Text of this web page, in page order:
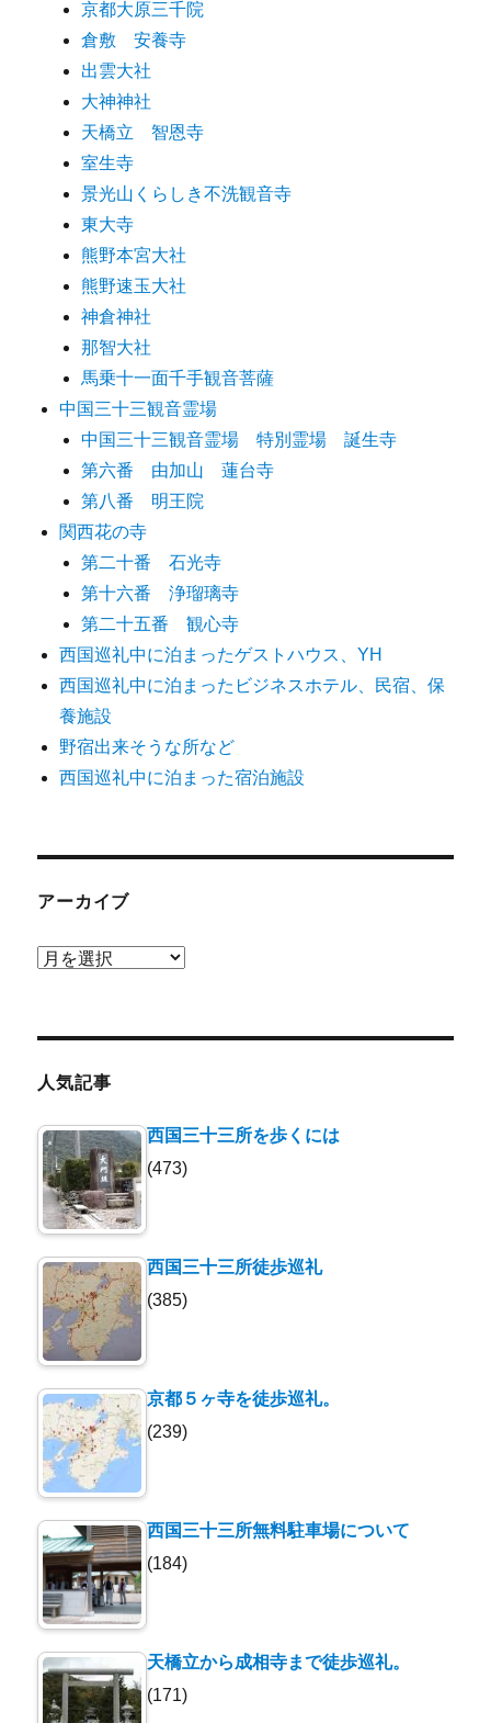
京都大原三千院
倉敷 安養寺
出雲大社
大神神社
天橋立 智恩寺
室生寺
景光山くらしき不洗観音寺
東大寺
熊野本宮大社
熊野速玉大社
神倉神社
那智大社
馬乗十一面千手観音菩薩
中国三十三観音霊場
中国三十三観音霊場 特別霊場 誕生寺
第六番 由加山 蓮台寺
第八番 明王院
関西花の寺
第二十番 石光寺
第十六番 浄瑠璃寺
第二十五番 観心寺
西国巡礼中に泊まったゲストハウス、YH
西国巡礼中に泊まったビジネスホテル、民宿、保
養施設
野宿出来そうな所など
西国巡礼中に泊まった宿泊施設
アーカイブ
ア
ブ
人気記事
西国三十三所を歩くには
(473)
西国三十三所徒歩巡礼
(385)
京都５ヶ寺を徒歩巡礼。
(239)
西国三十三所無料駐車場について
(184)
天橋立から成相寺まで徒歩巡礼。
(171)